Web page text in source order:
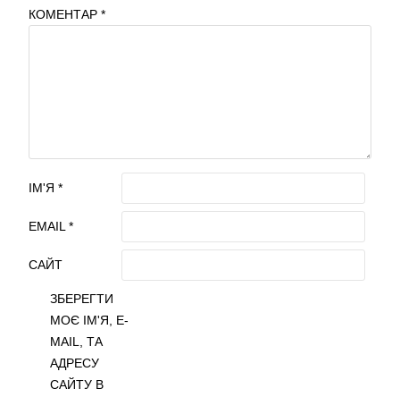
КОМЕНТАР *
ІМ'Я *
EMAIL*
САЙТ
ЗБЕРЕГТИ
МОЄ ІМ'Я, E-
MAIL, ТА
АДРЕСУ
САЙТУ В